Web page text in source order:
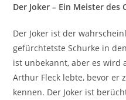
Der Joker – Ein Meister des
Der Joker ist der
gefürchtetste Schurke in
ist unbekannt, aber es wird
Arthur Fleck lebte, bevor er
kennen. Der Joker ist